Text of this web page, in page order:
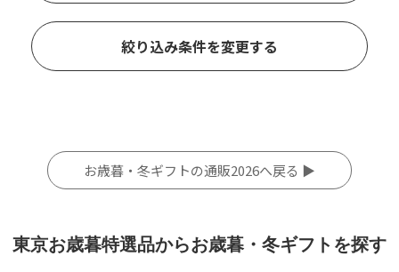
絞り込み条件を変更する
お歳暮・冬ギフトの通販2026へ戻る ▶
東京お歳暮特選品からお歳暮・冬ギフトを探す